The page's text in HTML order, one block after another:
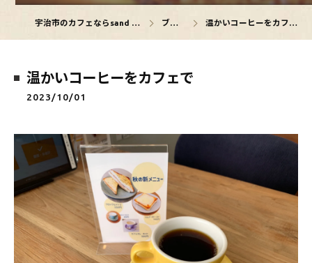
宇治市のカフェならsand cafe ブログ 温かいコーヒーをカフェで
温かいコーヒーをカフェで
2023/10/01